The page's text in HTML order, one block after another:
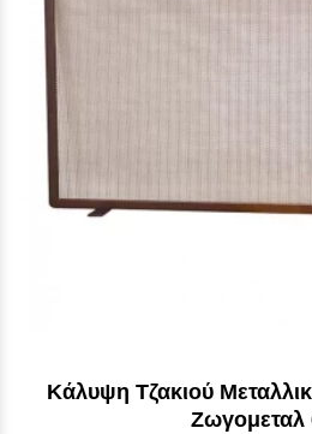
Κάλυψη Τζακιού
Ζωγομεταλ